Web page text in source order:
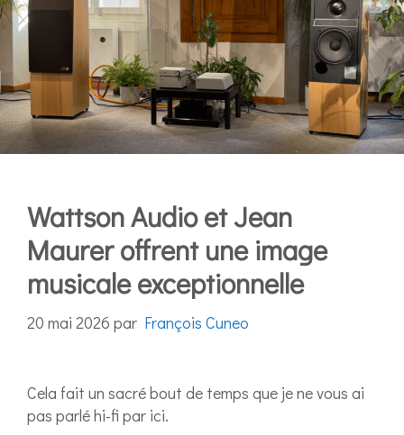
Wattson Audio et Jean
Maurer offrent une image
musicale exceptionnelle
20 mai 2026 par François Cuneo
Cela fait un sacré bout de temps que je ne vous ai
pas parlé hi-fi par ici.